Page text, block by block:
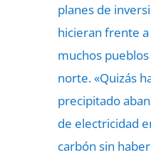
planes de
hicieran frente
muchos
norte. «Quizás
precipitado
de electricidad
carbón sin